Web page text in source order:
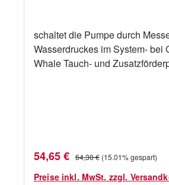
schaltet die Pumpe durch
Wasserdruckes im System- bei
Whale Tauch- und
ein permanentes An- und
Pumpe- der leichte Weg zu
Verkaufspreis:
54,65 € Regulärer Preis:
64,30 € (15.01% gespart)
Preise inkl. MwSt. zzgl.